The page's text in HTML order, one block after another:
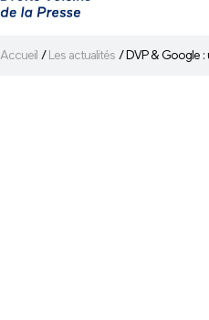
Accueil / Les actualités / DVP & Google